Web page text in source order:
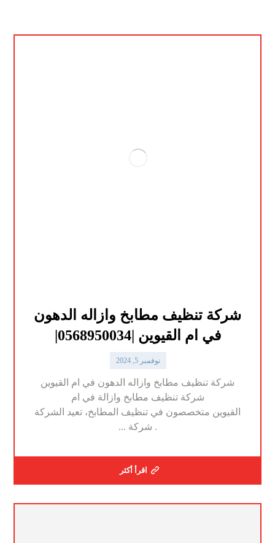
شركة تنظيف مطابخ وازاله الدهون
في ام القيوين |0568950034|
نوفمبر 5, 2024
شركة تنظيف مطابخ وازاله الدهون في ام القيوين
شركة تنظيف مطابخ وازالة في ام
القيوين متخصصون في تنظيف المطابخ، تعيد الشركة
. شركة ...
اقرأ أكثر